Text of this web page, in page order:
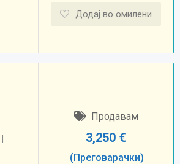
Додај во омилени
Продавам
3,250 €
(Преговарачки)